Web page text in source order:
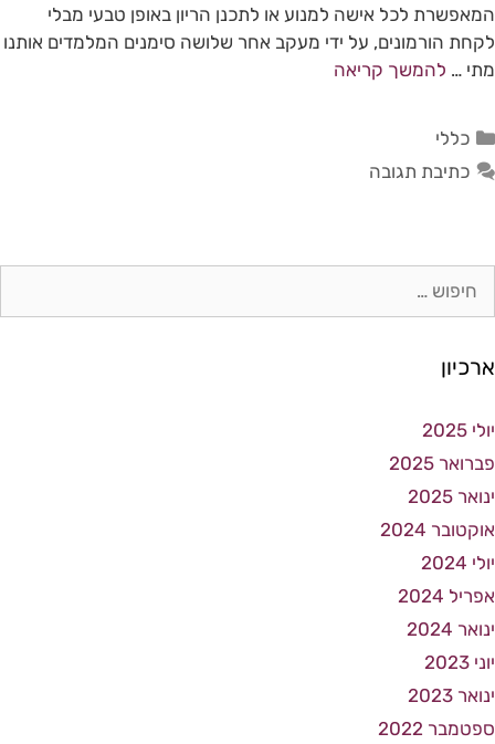
המאפשרת לכל אישה למנוע או לתכנן הריון באופן טבעי מבלי
לקחת הורמונים, על ידי מעקב אחר שלושה סימנים המלמדים אותנו
מתי … להמשך קריאה
כללי
כתיבת תגובה
ארכיון
יולי 2025
פברואר 2025
ינואר 2025
אוקטובר 2024
יולי 2024
אפריל 2024
ינואר 2024
יוני 2023
ינואר 2023
ספטמבר 2022